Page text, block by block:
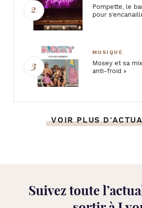
Pompette, le
pour
MUSIQUE
Mosey et sa
anti-froid »
VOIR PLUS
Suivez toute l’